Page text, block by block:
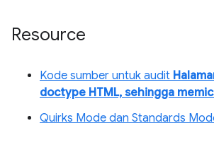
Resource
Kode sumber untuk audit
doctype HTML, sehingga
Quirks Mode dan Standards